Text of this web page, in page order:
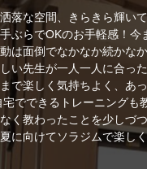
落な空間、きらきら輝い
ぶらでOKのお手軽感！今
は面倒でなかなか続かな
い先生が一人一人に合っ
で楽しく気持ちよく、あ
宅でできるトレーニングも
く教わったことを少しづ
に向けてソラジムで楽し